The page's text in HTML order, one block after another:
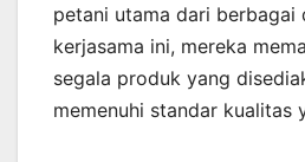
petani utama dari berbagai
kerjasama ini, mereka
segala produk yang
memenuhi standar kualitas